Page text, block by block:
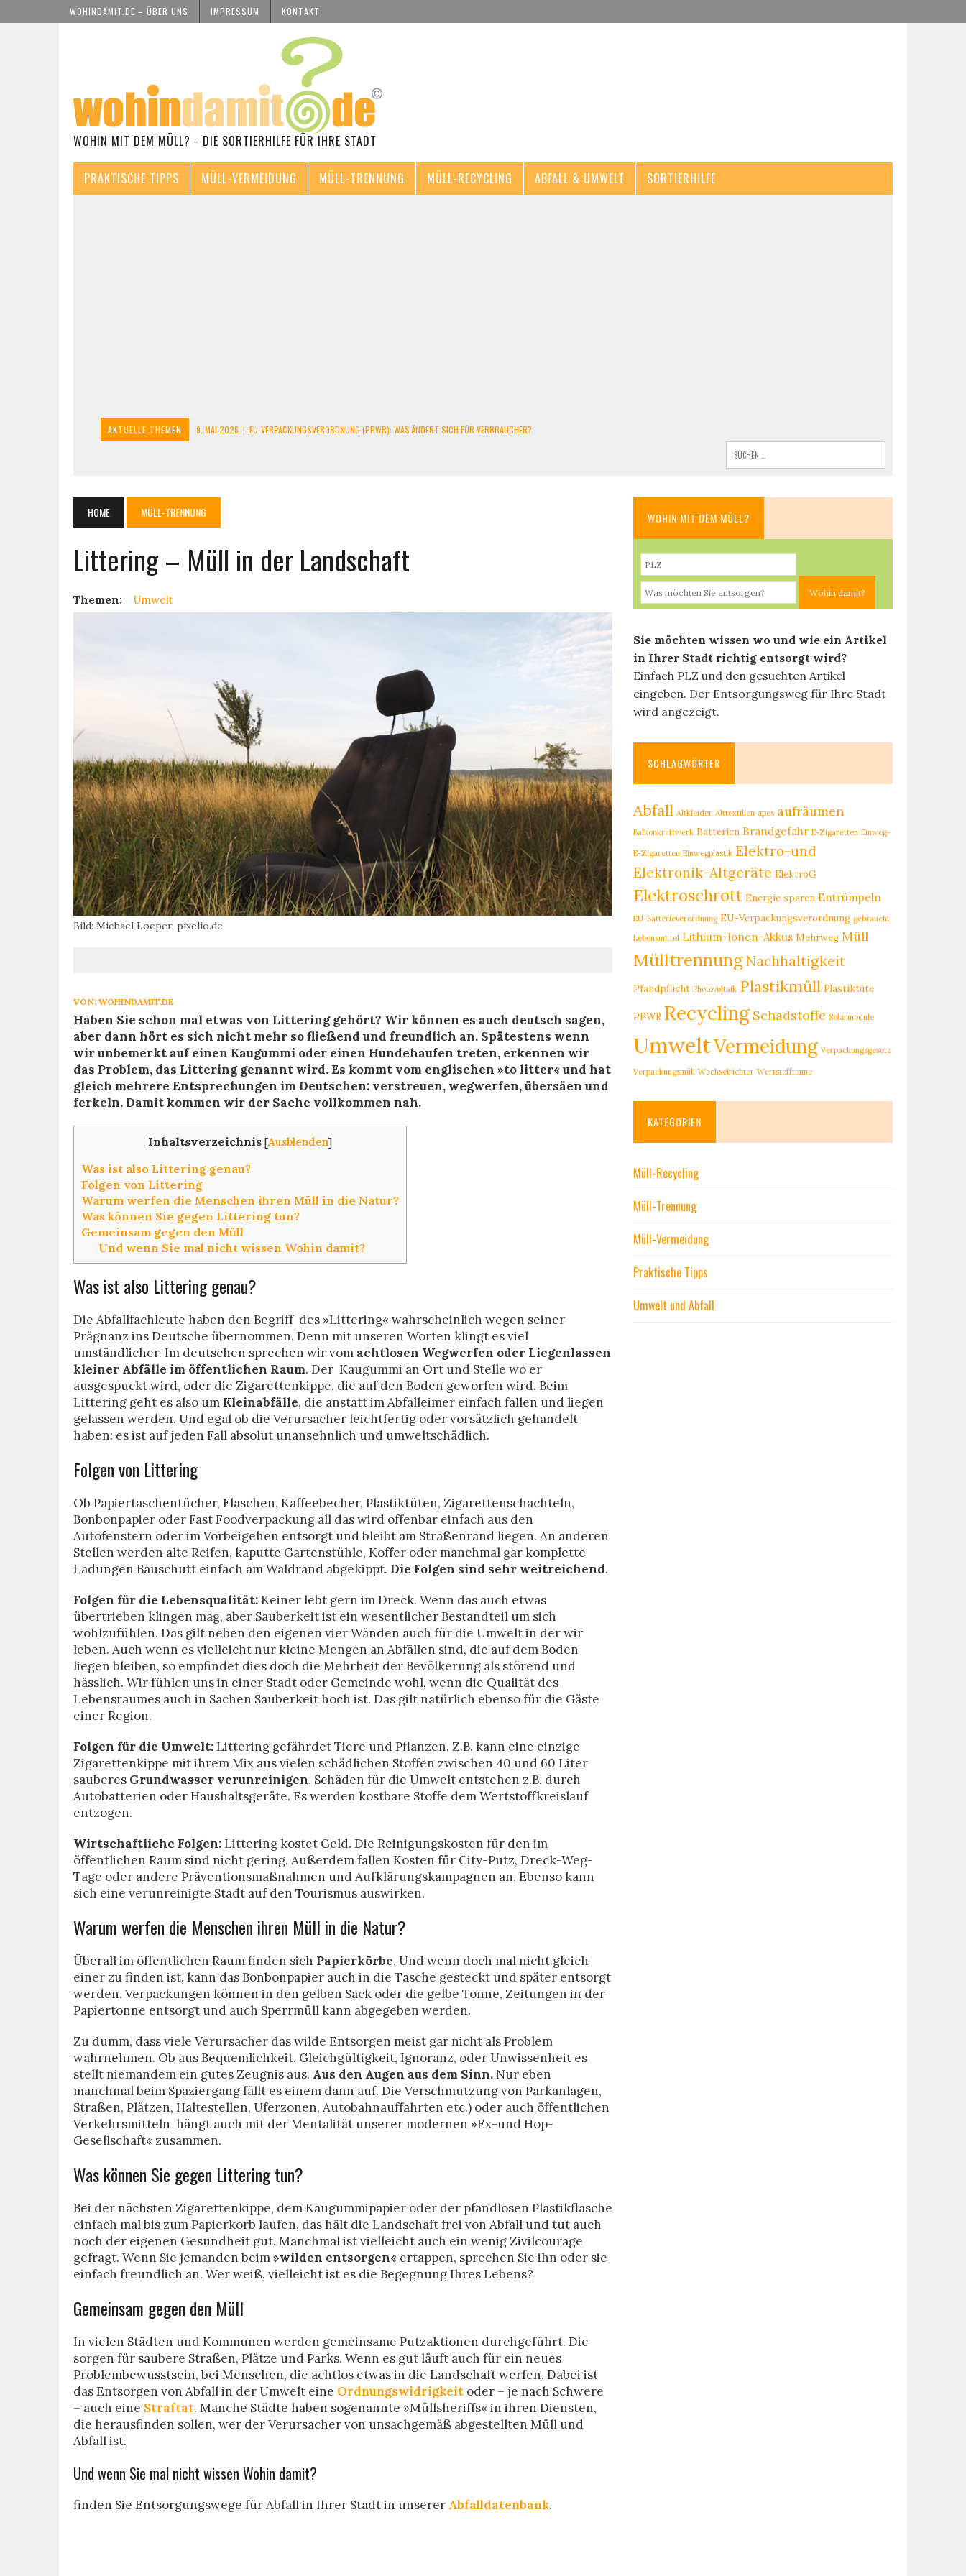
WOHINDAMIT.DE – ÜBER UNS IMPRESSUM KONTAKT
WOHIN MIT DEM MÜLL? - DIE SORTIERHILFE FÜR IHRE STADT
PRAKTISCHE TIPPS MÜLL-VERMEIDUNG MÜLL-TRENNUNG MÜLL-RECYCLING ABFALL & UMWELT SORTIERHILFE
AKTUELLE THEMEN 9. MAI 2026 | EU-VERPACKUNGSVERORDNUNG (PPWR): WAS ÄNDERT SICH FÜR VERBRAUCHER?
16. JANUAR 2025 | ALTTEXTILIEN: SEIT 2025 WIRD GETRENNT GESAMMELT
HOME MÜLL-TRENNUNG
Littering – Müll in der Landschaft
Themen: Umwelt
Bild: Michael Loeper, pixelio.de
VON: WOHINDAMIT.DE
Haben Sie schon mal etwas von Littering gehört? Wir können es auch deutsch sagen,
aber dann hört es sich nicht mehr so fließend und freundlich an. Spätestens wenn
wir unbemerkt auf einen Kaugummi oder einen Hundehaufen treten, erkennen wir
das Problem, das Littering genannt wird. Es kommt vom englischen »to litter« und hat
gleich mehrere Entsprechungen im Deutschen: verstreuen, wegwerfen, übersäen und
ferkeln. Damit kommen wir der Sache vollkommen nah.
Inhaltsverzeichnis [Ausblenden]
Was ist also Littering genau?
Folgen von Littering
Warum werfen die Menschen ihren Müll in die Natur?
Was können Sie gegen Littering tun?
Gemeinsam gegen den Müll
Und wenn Sie mal nicht wissen Wohin damit?
Was ist also Littering genau?
Die Abfallfachleute haben den Begriff des »Littering« wahrscheinlich wegen seiner
Prägnanz ins Deutsche übernommen. Denn mit unseren Worten klingt es viel
umständlicher. Im deutschen sprechen wir vom achtlosen Wegwerfen oder Liegenlassen
kleiner Abfälle im öffentlichen Raum. Der Kaugummi an Ort und Stelle wo er
ausgespuckt wird, oder die Zigarettenkippe, die auf den Boden geworfen wird. Beim
Littering geht es also um Kleinabfälle, die anstatt im Abfalleimer einfach fallen und liegen
gelassen werden. Und egal ob die Verursacher leichtfertig oder vorsätzlich gehandelt
haben: es ist auf jeden Fall absolut unansehnlich und umweltschädlich.
Folgen von Littering
Ob Papiertaschentücher, Flaschen, Kaffeebecher, Plastiktüten, Zigarettenschachteln,
Bonbonpapier oder Fast Foodverpackung all das wird offenbar einfach aus den
Autofenstern oder im Vorbeigehen entsorgt und bleibt am Straßenrand liegen. An anderen
Stellen werden alte Reifen, kaputte Gartenstühle, Koffer oder manchmal gar komplette
Ladungen Bauschutt einfach am Waldrand abgekippt. Die Folgen sind sehr weitreichend.
Folgen für die Lebensqualität:Keiner lebt gern im Dreck. Wenn das auch etwas
übertrieben klingen mag, aber Sauberkeit ist ein wesentlicher Bestandteil um sich
wohlzufühlen. Das gilt neben den eigenen vier Wänden auch für die Umwelt in der wir
leben. Auch wenn es vielleicht nur kleine Mengen an Abfällen sind, die auf dem Boden
liegen bleiben, so empfindet dies doch die Mehrheit der Bevölkerung als störend und
hässlich. Wir fühlen uns in einer Stadt oder Gemeinde wohl, wenn die Qualität des
Lebensraumes auch in Sachen Sauberkeit hoch ist. Das gilt natürlich ebenso für die Gäste
einer Region.
Folgen für die Umwelt:Littering gefährdet Tiere und Pflanzen. Z.B. kann eine einzige
Zigarettenkippe mit ihrem Mix aus vielen schädlichen Stoffen zwischen 40 und 60 Liter
sauberes Grundwasser verunreinigen. Schäden für die Umwelt entstehen z.B. durch
Autobatterien oder Haushaltsgeräte. Es werden kostbare Stoffe dem Wertstoffkreislauf
entzogen.
Wirtschaftliche Folgen:Littering kostet Geld. Die Reinigungskosten für den im
öffentlichen Raum sind nicht gering. Außerdem fallen Kosten für City-Putz, Dreck-Weg-
Tage oder andere Präventionsmaßnahmen und Aufklärungskampagnen an. Ebenso kann
sich eine verunreinigte Stadt auf den Tourismus auswirken.
Warum werfen die Menschen ihren Müll in die Natur?
Überall im öffentlichen Raum finden sich Papierkörbe. Und wenn doch mal nicht gleich
einer zu finden ist, kann das Bonbonpapier auch in die Tasche gesteckt und später entsorgt
werden. Verpackungen können in den gelben Sack oder die gelbe Tonne, Zeitungen in der
Papiertonne entsorgt und auch Sperrmüll kann abgegeben werden.
Zu dumm, dass viele Verursacher das wilde Entsorgen meist gar nicht als Problem
wahrnehmen. Ob aus Bequemlichkeit, Gleichgültigkeit, Ignoranz, oder Unwissenheit es
stellt niemandem ein gutes Zeugnis aus. Aus den Augen aus dem Sinn. Nur eben
manchmal beim Spaziergang fällt es einem dann auf. Die Verschmutzung von Parkanlagen,
Straßen, Plätzen, Haltestellen, Uferzonen, Autobahnauffahrten etc.) oder auch öffentlichen
Verkehrsmitteln hängt auch mit der Mentalität unserer modernen »Ex-und Hop-
Gesellschaft« zusammen.
Was können Sie gegen Littering tun?
Bei der nächsten Zigarettenkippe, dem Kaugummipapier oder der pfandlosen Plastikflasche
einfach mal bis zum Papierkorb laufen, das hält die Landschaft frei von Abfall und tut auch
noch der eigenen Gesundheit gut. Manchmal ist vielleicht auch ein wenig Zivilcourage
gefragt. Wenn Sie jemanden beim»wilden entsorgen« ertappen, sprechen Sie ihn oder sie
einfach freundlich an. Wer weiß, vielleicht ist es die Begegnung Ihres Lebens?
Gemeinsam gegen den Müll
In vielen Städten und Kommunen werden gemeinsame Putzaktionen durchgeführt. Die
sorgen für saubere Straßen, Plätze und Parks. Wenn es gut läuft auch für ein neues
Problembewusstsein, bei Menschen, die achtlos etwas in die Landschaft werfen. Dabei ist
das Entsorgen von Abfall in der Umwelt eine Ordnungswidrigkeit oder – je nach Schwere
– auch eine Straftat. Manche Städte haben sogenannte »Müllsheriffs« in ihren Diensten,
die herausfinden sollen, wer der Verursacher von unsachgemäß abgestellten Müll und
Abfall ist.
Und wenn Sie mal nicht wissen Wohin damit?
finden Sie Entsorgungswege für Abfall in Ihrer Stadt in unserer Abfalldatenbank.
WOHIN MIT DEM MÜLL?
Sie möchten wissen wo und wie ein Artikel
in Ihrer Stadt richtig entsorgt wird?
Einfach PLZ und den gesuchten Artikel
eingeben. Der Entsorgungsweg für Ihre Stadt
wird angezeigt.
SCHLAGWÖRTER
Abfall Altkleider Alttextilien apes aufräumen
Balkonkraftwerk Batterien Brandgefahr E-Zigaretten Einweg-
E-Zigaretten Einwegplastik Elektro-und
Elektronik-Altgeräte ElektroG
Elektroschrott Energie sparen Entrümpeln
EU-Batterieverordnung EU-Verpackungsverordnung gebraucht
Lebensmittel Lithium-Ionen-Akkus Mehrweg Müll
MülltrennungNachhaltigkeit
Pfandpflicht Photovoltaik Plastikmüll Plastiktüte
PPWR Recycling Schadstoffe Solarmodule
UmweltVermeidung Verpackungsgesetz
Verpackungsmüll Wechselrichter Wertstofftonne
KATEGORIEN
Müll-Recycling
Müll-Trennung
Müll-Vermeidung
Praktische Tipps
Umwelt und Abfall